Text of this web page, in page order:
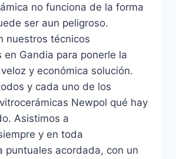
no funciona de la forma
ser aun peligroso.
nuestros técnicos
en Gandia para ponerle la
y económica solución.
y cada uno de los
Newpol qué hay
Asistimos a
y en toda
puntuales acordada, con un